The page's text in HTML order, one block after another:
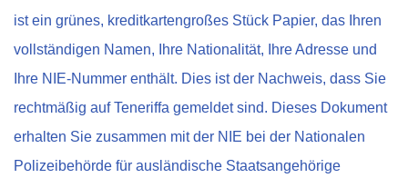
ist ein grünes, kreditkartengroßes Stück Papier, das Ihren
vollständigen Namen, Ihre Nationalität, Ihre Adresse und
Ihre NIE-Nummer enthält. Dies ist der Nachweis, dass Sie
rechtmäßig auf Teneriffa gemeldet sind. Dieses Dokument
erhalten Sie zusammen mit der NIE bei der Nationalen
Polizeibehörde für ausländische Staatsangehörige